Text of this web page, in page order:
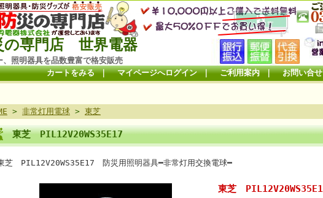
の専門店 世界電器
照明器具を品数豊富で格安販売
カートをみる｜ マイページへログイン｜ ご利用案内｜ お問い合せ
> 非常灯用電球 > 東芝
東芝 PIL12V20WS35E17
芝 PIL12V20WS35E17 防災用照明器具━非常灯用交換電球━
東芝